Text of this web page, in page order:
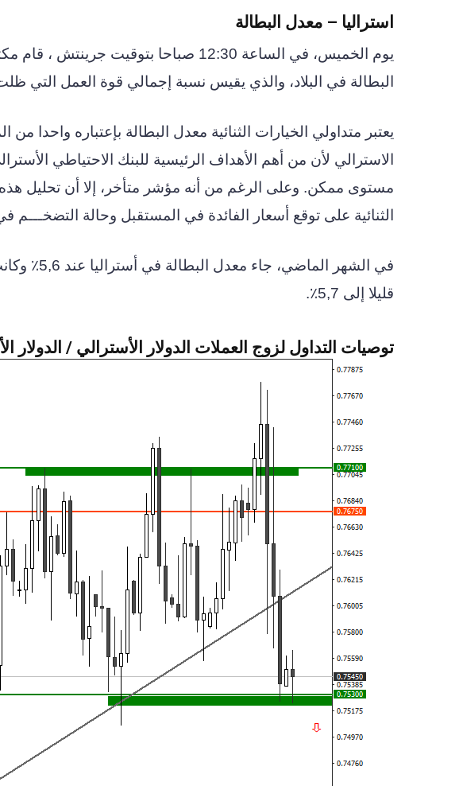
استراليا – معدل البطالة
يوم الخميس، في الساعة 12:30 صباحا
البطالة في البلاد، والذي يقيس نسبة إجمالي قوة العمل التي
يعتبر متداولي الخيارات الثنائية معدل البطالة بإعتباره واحدا
الاسترالي لأن من أهم الأهداف الرئيسية للبنك الاحتياطي
مستوى ممكن. وعلى الرغم من أنه مؤشر متأخر، إلا أن تحليل هذه
الثنائية على توقع أسعار الفائدة في المستقبل وحالة التضخـــم في
في الشهر
قليلا إلى 5,7٪.
توصيات التداول لزوج العملات الدولار الأسترالي / الدولار